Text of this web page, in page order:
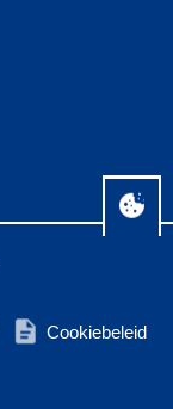
Cookiebeleid